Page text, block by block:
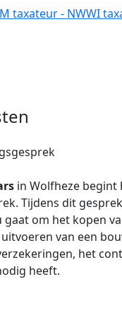
taxateur - NWWI
in Wolfheze begint
Tijdens dit
om het kopen
van een
het
heeft.